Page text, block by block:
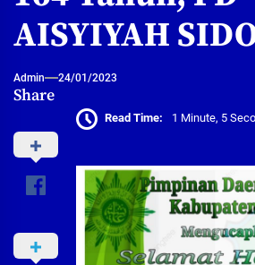
AISYIYAH
Admin 24/01/2023
Share
Read Time: 1 Minute, 5